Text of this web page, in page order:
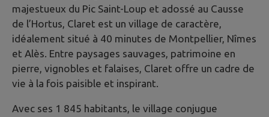
majestueux du Pic Saint-Loup et adossé au Causse
de l’Hortus, Claret est un village de caractère,
idéalement situé à 40 minutes de Montpellier, Nîmes
et Alès. Entre paysages sauvages, patrimoine en
pierre, vignobles et falaises, Claret offre un cadre de
vie à la fois paisible et inspirant.
Avec ses 1 845 habitants, le village conjugue